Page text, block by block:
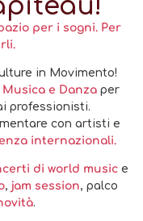
per i sogni. Per
in Movimento!
e Danzaper
professionisti.
con artisti e
internazionali.
di world musice
, jam session, palco
.